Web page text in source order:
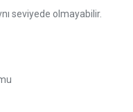
seviyede olmayabilir.